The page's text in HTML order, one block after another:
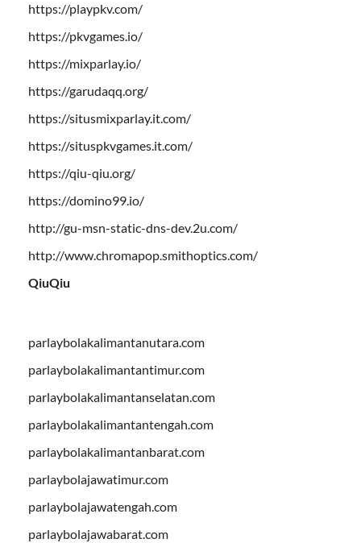
https://playpkv.com/
https://pkvgames.io/
https://mixparlay.io/
https://garudaqq.org/
https://situsmixparlay.it.com/
https://situspkvgames.it.com/
https://qiu-qiu.org/
https://domino99.io/
http://gu-msn-static-dns-dev.2u.com/
http://www.chromapop.smithoptics.com/
QiuQiu
parlaybolakalimantanutara.com
parlaybolakalimantantimur.com
parlaybolakalimantanselatan.com
parlaybolakalimantantengah.com
parlaybolakalimantanbarat.com
parlaybolajawatimur.com
parlaybolajawatengah.com
parlaybolajawabarat.com